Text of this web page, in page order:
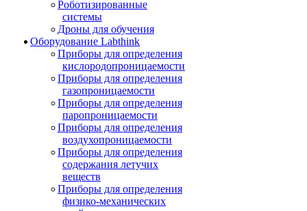
Роботизированные
системы
Дроны для обучения
Оборудование Labthink
Приборы для определения
кислородопроницаемости
Приборы для определения
газопроницаемости
Приборы для определения
паропроницаемости
Приборы для определения
воздухопроницаемости
Приборы для определения
содержания летучих
веществ
Приборы для определения
физико-механических